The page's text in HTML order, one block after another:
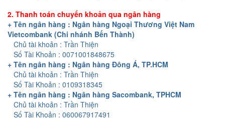
2. Thanh toán chuyển khoản qua ngân hàng
+ Tên ngân hàng : Ngân hàng Ngoại Thương Việt Nam
Vietcombank (Chi nhánh Bến Thành)
Chủ tài khoản : Trần Thiện
Số Tài Khoản : 0071001848675
+ Tên ngân hàng : Ngân hàng Đông Á, TP.HCM
Chủ tài khoản : Trần Thiện
Số Tài Khoản : 0109318345
+ Tên ngân hàng : Ngân hàng Sacombank, TPHCM
Chủ tài khoản : Trần Thiện
Số Tài Khoản : 060067917491